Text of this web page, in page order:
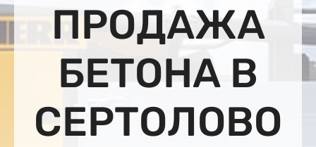
ПРОДАЖА
БЕТОНА В
СЕРТОЛОВО